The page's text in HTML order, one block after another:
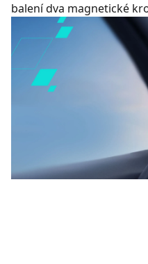
balení dva magnetické